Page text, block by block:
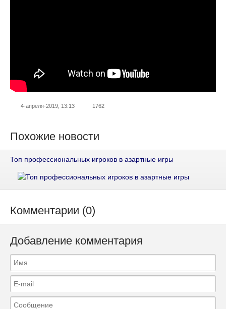
4-апреля-2019, 13:13 1762
Похожие новости
Топ профессиональных игроков в азартные игры
Комментарии (0)
Добавление комментария